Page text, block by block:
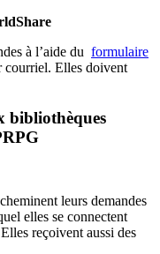
à l’aide du formulaire
courriel. Elles doivent
bibliothèques
leurs demandes
elles se connectent
reçoivent aussi des